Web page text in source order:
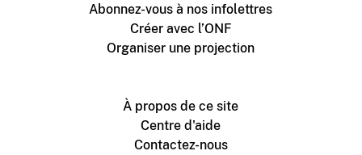
Abonnez-vous à nos infolettres
Créer avec l’ONF
Organiser une projection
À propos de ce site
Centre d'aide
Contactez-nous